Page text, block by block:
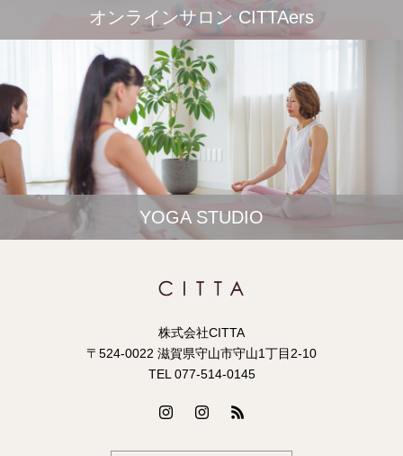
オンラインサロン CITTAers
YOGA STUDIO
株式会社CITTA
〒524-0022 滋賀県守山市守山1丁目2-10
TEL 077-514-0145